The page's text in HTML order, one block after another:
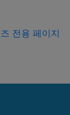
전용 페이지